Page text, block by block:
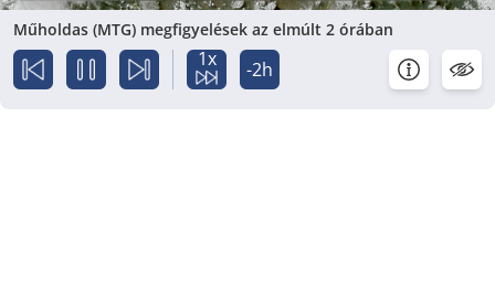
Műholdas (MTG) megfigyelések az elmúlt 2 órában
1x -2h